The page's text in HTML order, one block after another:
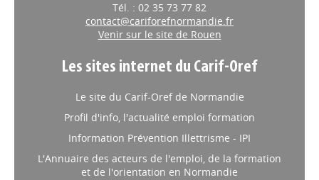
Tél. : 02 35 73 77 82
contact@cariforefnormandie.fr
Venir sur le site de Rouen
Les sites internet du Carif-Oref
Le site du Carif-Oref de Normandie
Profil d'info, l'actualité emploi formation
Information Prévention Illettrisme - IPI
L'Annuaire des acteurs de l'emploi, de la formation
et de l'orientation en Normandie